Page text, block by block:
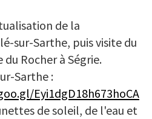
de la
sur-Sarthe, puis visite du
Rocher à Ségrie.
Sarthe :
Eyi1dgD18h673hoCA
de soleil, de l'eau et